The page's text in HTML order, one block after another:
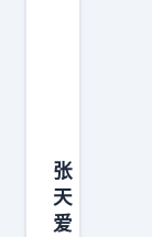
张
天
爱